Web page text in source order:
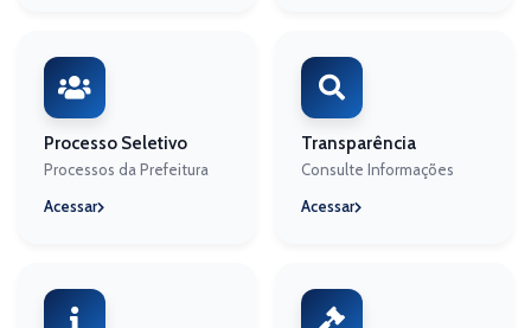
Processo Seletivo
Processos da Prefeitura
Acessar
Transparência
Consulte Informações
Acessar